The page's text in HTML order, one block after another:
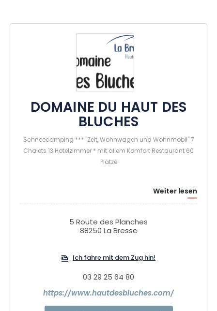
DOMAINE DU HAUT DES
BLUCHES
Schneecamping *** "Zelt, Wohnwagen und Wohnmobil" 7
Chalets 13 Hotelzimmer * mit allem Komfort Restaurant 60
Plätze
Weiter lesen
5 Route des Planches
88250 La Bresse
Ich fahre mit dem Zug hin!
03 29 25 64 80
https://www.hautdesbluches.com/